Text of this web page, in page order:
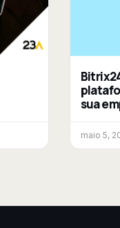
sua
maio 5,